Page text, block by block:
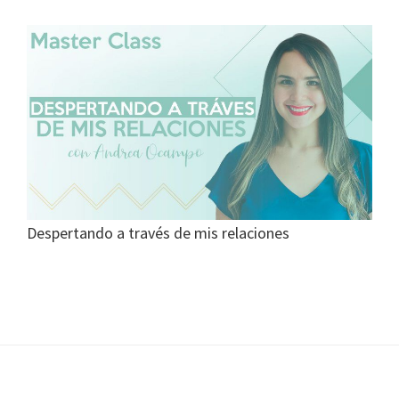
Despertando a través de mis relaciones